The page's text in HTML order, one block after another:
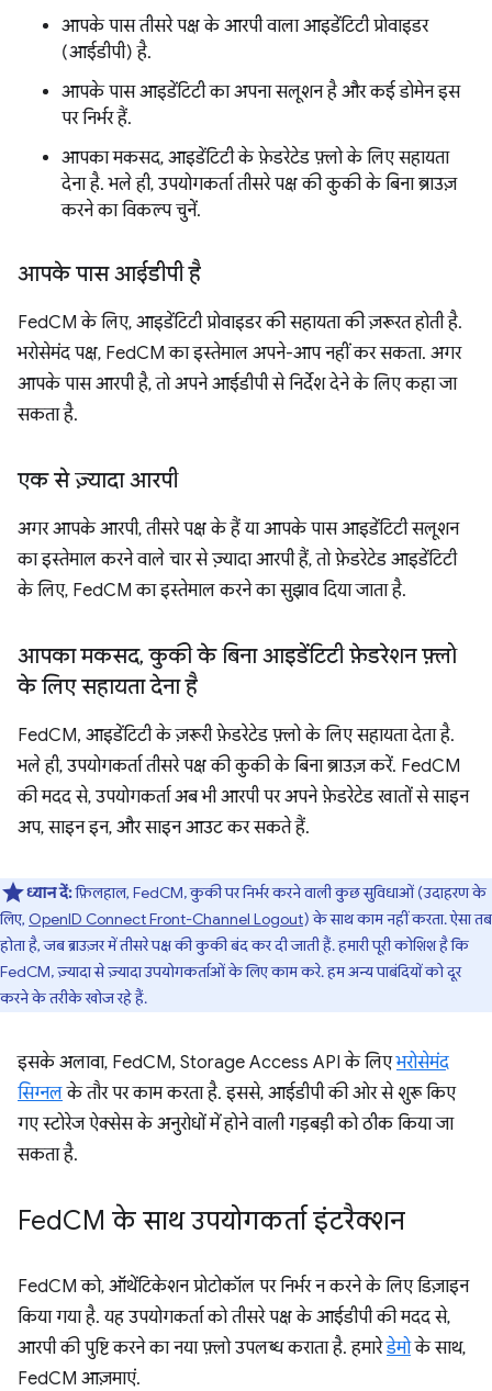
आपके पास तीसरे पक्ष के आरपी वाला आइडेंटिटी प्रोवाइडर
(आईडीपी) है.
आपके पास आइडेंटिटी का अपना सलूशन है और कई डोमेन इस
पर निर्भर हैं.
आपका मकसद, आइडेंटिटी के फ़ेडरेटेड फ़्लो के लिए सहायता
देना है. भले ही, उपयोगकर्ता तीसरे पक्ष की कुकी के बिना ब्राउज़
करने का विकल्प चुनें.
आपके पास आईडीपी है
FedCM के लिए, आइडेंटिटी प्रोवाइडर की सहायता की ज़रूरत होती है.
भरोसेमंद पक्ष, FedCM का इस्तेमाल अपने-आप नहीं कर सकता. अगर
आपके पास आरपी है, तो अपने आईडीपी से निर्देश देने के लिए कहा जा
सकता है.
एक से ज़्यादा आरपी
अगर आपके आरपी, तीसरे पक्ष के हैं या आपके पास आइडेंटिटी सलूशन
का इस्तेमाल करने वाले चार से ज़्यादा आरपी हैं, तो फ़ेडरेटेड आइडेंटिटी
के लिए, FedCM का इस्तेमाल करने का सुझाव दिया जाता है.
आपका मकसद, कुकी के बिना आइडेंटिटी फ़ेडरेशन फ़्लो
के लिए सहायता देना है
FedCM, आइडेंटिटी के ज़रूरी फ़ेडरेटेड फ़्लो के लिए सहायता देता है.
भले ही, उपयोगकर्ता तीसरे पक्ष की कुकी के बिना ब्राउज़ करें. FedCM
की मदद से, उपयोगकर्ता अब भी आरपी पर अपने फ़ेडरेटेड खातों से साइन
अप, साइन इन, और साइन आउट कर सकते हैं.
ध्यान दें:फ़िलहाल, FedCM, कुकी पर निर्भर करने वाली कुछ सुविधाओं (उदाहरण के
लिए, OpenID Connect Front-Channel Logout) के साथ काम नहीं करता. ऐसा तब
होता है, जब ब्राउज़र में तीसरे पक्ष की कुकी बंद कर दी जाती हैं. हमारी पूरी कोशिश है कि
FedCM, ज़्यादा से ज़्यादा उपयोगकर्ताओं के लिए काम करे. हम अन्य पाबंदियों को दूर
करने के तरीके खोज रहे हैं.
इसके अलावा, FedCM, Storage Access API के लिएभरोसेमंद
सिग्नलके तौर पर काम करता है. इससे, आईडीपी की ओर से शुरू किए
गए स्टोरेज ऐक्सेस के अनुरोधों में होने वाली गड़बड़ी को ठीक किया जा
सकता है.
FedCM के साथ उपयोगकर्ता इंटरैक्शन
FedCM को, ऑथेंटिकेशन प्रोटोकॉल पर निर्भर न करने के लिए डिज़ाइन
किया गया है. यह उपयोगकर्ता को तीसरे पक्ष के आईडीपी की मदद से,
आरपी की पुष्टि करने का नया फ़्लो उपलब्ध कराता है. हमारेडेमोके साथ,
FedCM आज़माएं.